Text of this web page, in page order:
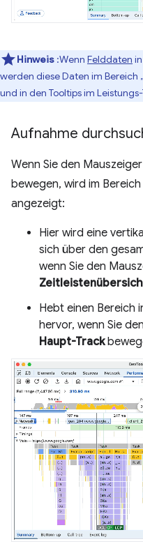
Hinweis :Wenn Felddaten
werden diese Daten im Bereich
und in den Tooltips im
Aufnahme
Wenn Sie den
bewegen, wird im Bereich
angezeigt:
Hier wird eine
sich über den
wenn Sie den
Hebt einen Bereich
hervor, wenn Sie
Haupt-Track